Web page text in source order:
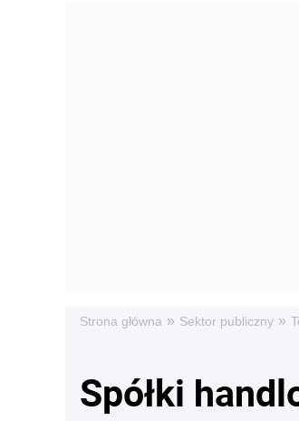
Strona główna » Sektor publiczny »
Spółki